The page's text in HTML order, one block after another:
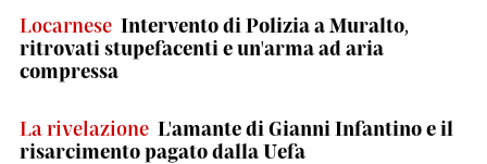
Locarnese Intervento di Polizia a Muralto,
ritrovati stupefacenti e un'arma ad aria
compressa
La rivelazione L'amante di Gianni Infantino e il
risarcimento pagato dalla Uefa